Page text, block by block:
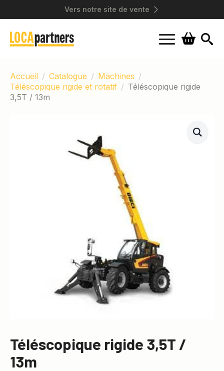
Vers notre site de vente
Accueil
Catalogue
Machines
Téléscopique rigide et rotatif
Téléscopique rigide
3,5T / 13m
Téléscopique rigide 3,5T /
13m